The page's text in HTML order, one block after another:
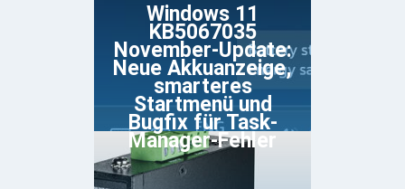
Windows 11
KB5067035
November-Update:
Neue Akkuanzeige,
smarteres
Startmenü und
Bugfix für Task-
Manager-Fehler